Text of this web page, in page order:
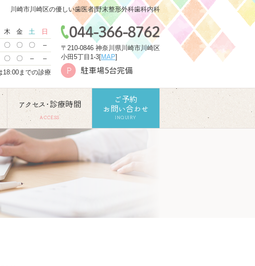
川崎市川崎区の優しい歯医者|野末整形外科歯科内科
木 金 土
日
〇 〇 〇
–
〇 〇 –
–
までの診療
〒210-0846 神奈川県川崎市川崎区
小田5丁目1-3[MAP]
P 駐車場5台完備
アクセス･診療時間
ACCESS
ご予約
お問い合わせ
INQUIRY